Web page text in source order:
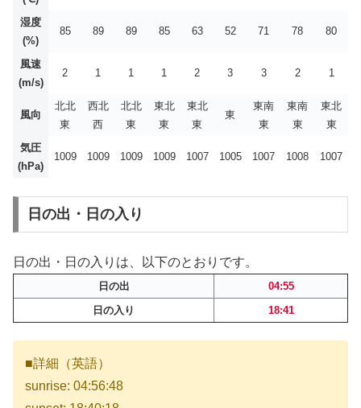
湿度
(%)
85 89 89 85 63 52 71 78 80
風速
(m/s)
2 1 1 1 2 3 3 2 1
風向
北北
東
西北
西
北北
東
東北
東
東北
東
東
東南
東
東南
東
東北
東
気圧
(hPa)
1009 1009 1009 1009 1007 1005 1007 1008 1007
日の出・日の入り
日の出・日の入りは、以下のとおりです。
日の出
04:55
日の入り
18:41
■詳細（英語）
sunrise: 04:56:48